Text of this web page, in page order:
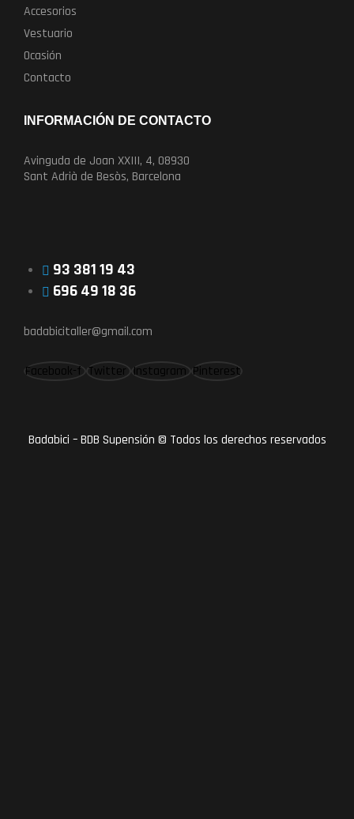
Accesorios
Vestuario
Ocasión
Contacto
INFORMACIÓN DE CONTACTO
Avinguda de Joan XXIII, 4, 08930
Sant Adrià de Besòs, Barcelona
93 381 19 43
696 49 18 36
badabicitaller@gmail.com
Facebook-f Twitter Instagram Pinterest
Badabici – BDB Supensión © Todos los derechos reservados